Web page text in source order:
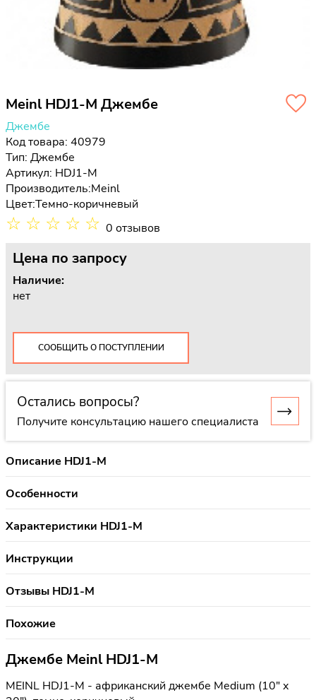
Meinl HDJ1-M Джембе
Джембе
Код товара: 40979
Тип: Джембе
Артикул: HDJ1-M
Производитель:Meinl
Цвет:Темно-коричневый
☆ ☆ ☆ ☆ ☆ 0 отзывов
Цена по запросу
Наличие:
нет
СООБЩИТЬ О ПОСТУПЛЕНИИ
Остались вопросы?
Получите консультацию нашего специалиста
Описание HDJ1-M
Особенности
Характеристики HDJ1-M
Инструкции
Отзывы HDJ1-M
Похожие
Джембе Meinl HDJ1-M
MEINL HDJ1-M - африканский джембе Medium (10" х